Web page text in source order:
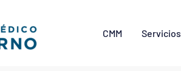
CMM Servicios